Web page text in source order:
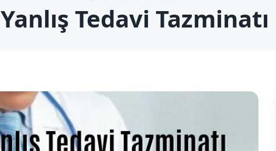
Yanlış Tedavi Tazminatı